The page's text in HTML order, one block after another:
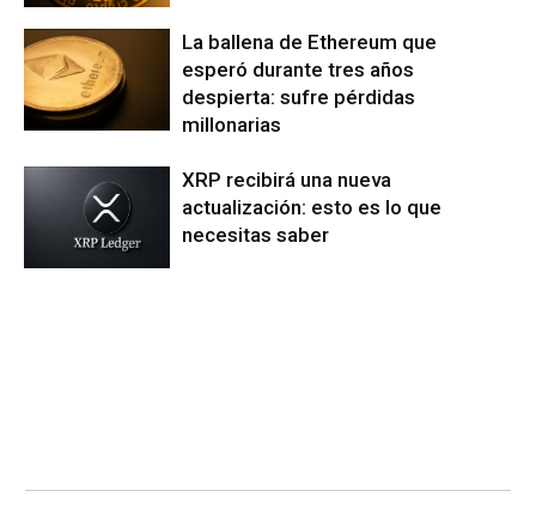
La ballena de Ethereum que
esperó durante tres años
despierta: sufre pérdidas
millonarias
XRP recibirá una nueva
actualización: esto es lo que
necesitas saber